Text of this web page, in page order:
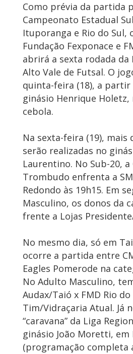
Como prévia da partida
Campeonato Estadual
Ituporanga e Rio do Sul,
Fundação Fexponace e
abrirá a sexta rodada da
Alto Vale de Futsal. O
quinta-feira (18), a partir
ginásio Henrique Holetz,
cebola.
Na sexta-feira (19), mais
serão realizadas no
Laurentino. No Sub-20, a
Trombudo enfrenta a
Redondo às 19h15. Em
Masculino, os donos da
frente a Lojas
No mesmo dia, só em
ocorre a partida entre
Eagles Pomerode na
No Adulto Masculino,
Audax/Taió x FMD Rio
Tim/Vidraçaria Atual. Já
“caravana” da Liga
ginásio João Moretti, em
(programação completa